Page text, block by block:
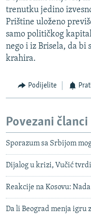
trenutku jedino
Prištine uloženo
samo političkog
nego i iz Brisela, da bi
krahira.
Podijelite
Povezani članci
Sporazum sa Srbijom
Dijalog u krizi, Vučić
Reakcije na Kosovu:
Da li Beograd menja igru